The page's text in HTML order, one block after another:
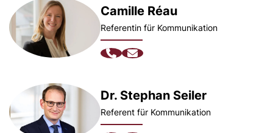
Camille Réau
Referentin für Kommunikation
Dr. Stephan Seiler
Referent für Kommunikation